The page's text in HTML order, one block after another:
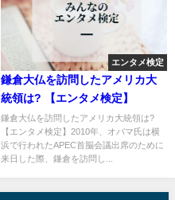
エンタメ検定
鎌倉大仏を訪問したアメリカ大
統領は? 【エンタメ検定】
鎌倉大仏を訪問したアメリカ大統領は?
【エンタメ検定】2010年、オバマ氏は横
浜で行われたAPEC首脳会議出席のために
来日した際、鎌倉を訪問し...